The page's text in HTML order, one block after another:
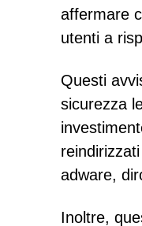
affermare
utenti a
Questi
sicurezza
adware,
Inoltre,